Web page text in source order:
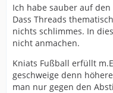
Ich habe sauber auf den
Dass Threads
nichts schlimmes. In
nicht anmachen.
Kniats Fußball erfüllt
geschweige denn
man nur gegen den